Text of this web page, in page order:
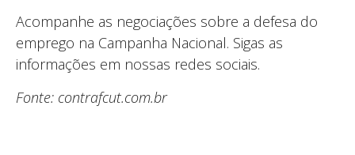
Acompanhe as negociações sobre a defesa do
emprego na Campanha Nacional. Sigas as
informações em nossas redes sociais.
Fonte: contrafcut.com.br